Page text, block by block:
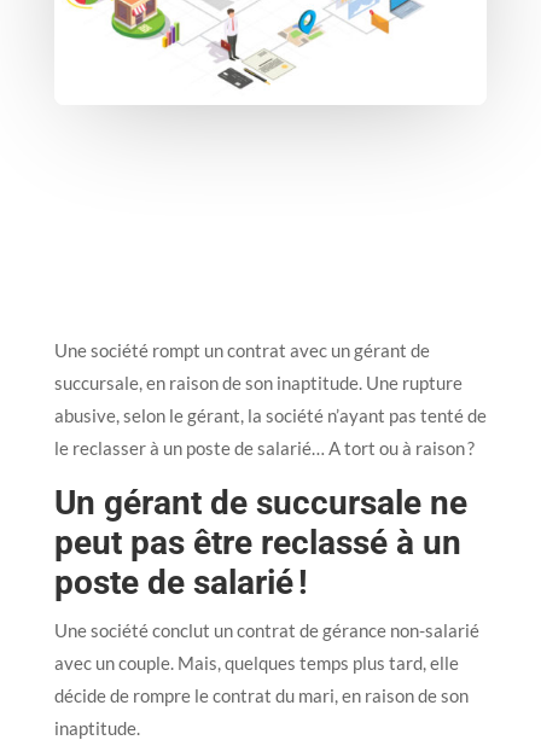
Une société rompt un contrat avec un gérant de
succursale, en raison de son inaptitude. Une rupture
abusive, selon le gérant, la société n’ayant pas tenté de
le reclasser à un poste de salarié… A tort ou à raison ?
Un gérant de succursale ne
peut pas être reclassé à un
poste de salarié !
Une société conclut un contrat de gérance non-salarié
avec un couple. Mais, quelques temps plus tard, elle
décide de rompre le contrat du mari, en raison de son
inaptitude.